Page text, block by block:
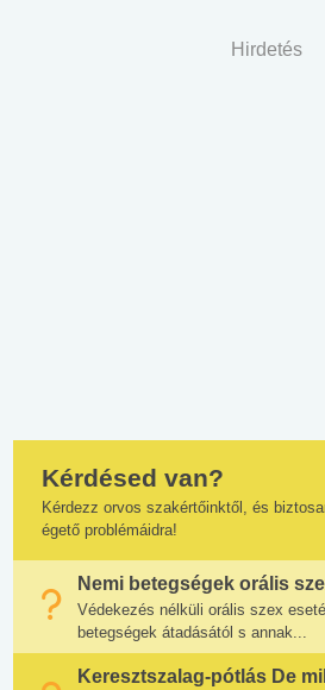
Hirdetés
Kérdésed van?
Kérdezz orvos szakértőinktől, és
égető problémáidra!
Nemi betegségek orális
Védekezés nélküli orális szex
betegségek átadásától s annak...
Keresztszalag-pótlás De